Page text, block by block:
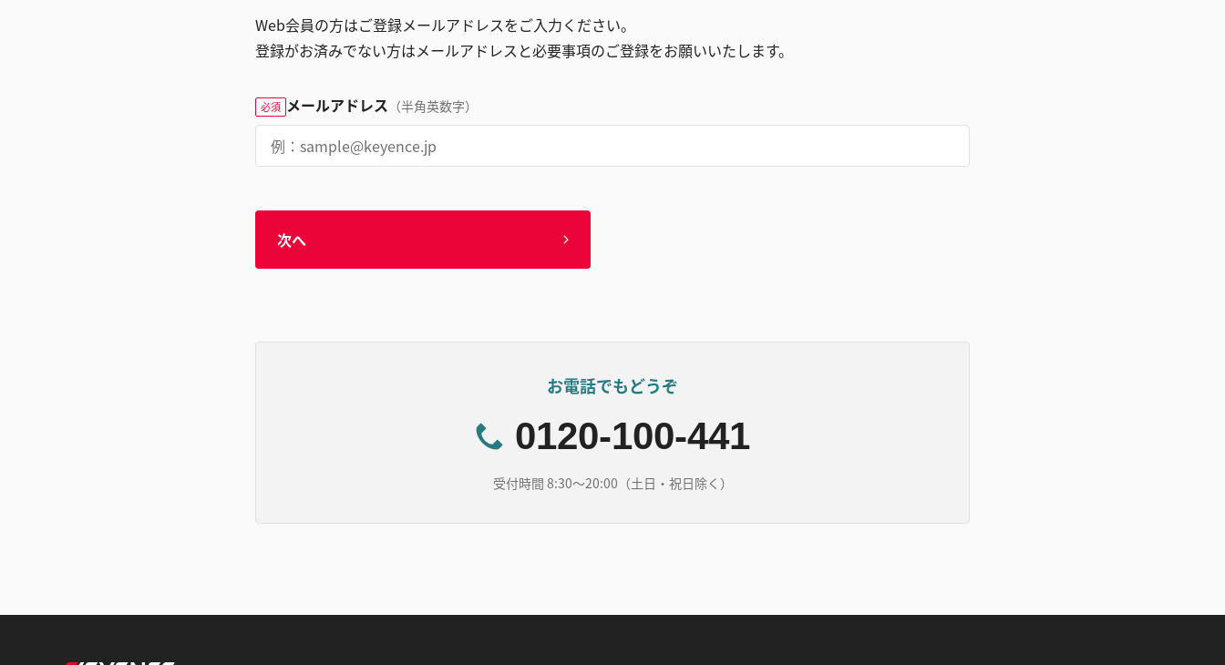
Web会員の方はご登録メールアドレスをご入力ください。
登録がお済みでない方はメールアドレスと必要事項のご登録をお願いいたします。
必須 メールアドレス （半角英数字）
次へ
お電話でもどうぞ
0120-100-441
受付時間 8:30～20:00（土日・祝日除く）